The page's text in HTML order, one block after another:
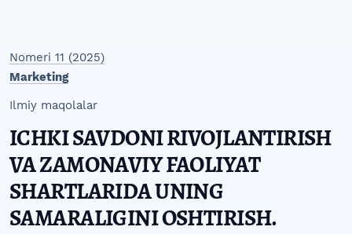
Nomeri 11 (2025)
Marketing
Ilmiy maqolalar
ICHKI SAVDONI RIVOJLANTIRISH
VA ZAMONAVIY FAOLIYAT
SHARTLARIDA UNING
SAMARALIGINI OSHTIRISH.